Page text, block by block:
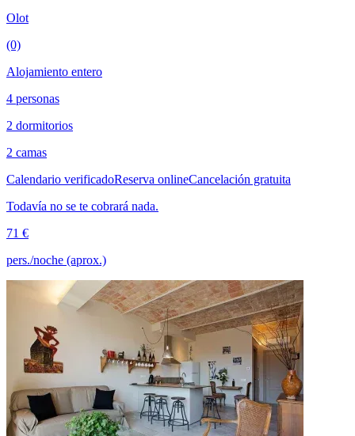
Olot
(0)
Alojamiento entero
4 personas
2 dormitorios
2 camas
Calendario verificadoReserva onlineCancelación gratuita
Todavía no se te cobrará nada.
71 €
pers./noche (aprox.)